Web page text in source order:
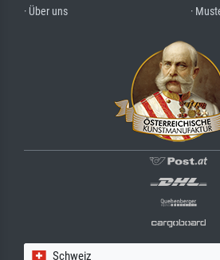
· Über uns
·
Schweiz